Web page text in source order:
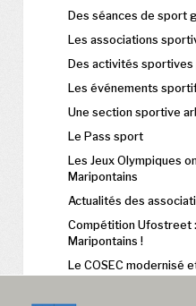
Des séances de sport
Les associations
Des activités sportives
Les événements
Une section sportive
Le Pass sport
Les Jeux Olympiques
Maripontains
Actualités des
Compétition Ufostreet
Maripontains !
Le COSEC modernisé